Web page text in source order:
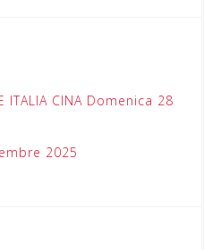
ITALIA CINA Domenica 28
2025